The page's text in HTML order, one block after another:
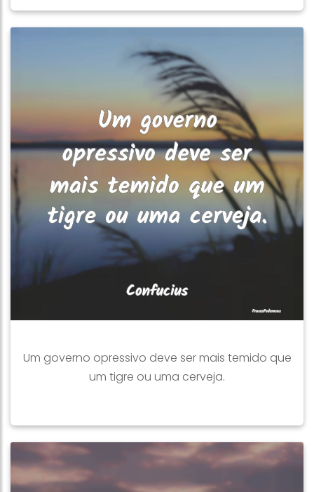
Um governo opressivo deve ser mais temido que
um tigre ou uma cerveja.